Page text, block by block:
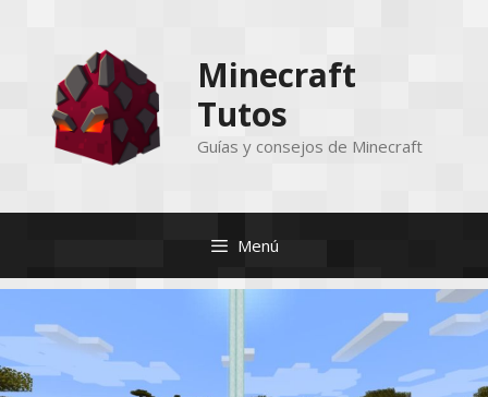
contenido
Minecraft
Tutos
Guías y consejos de Minecraft
Menú